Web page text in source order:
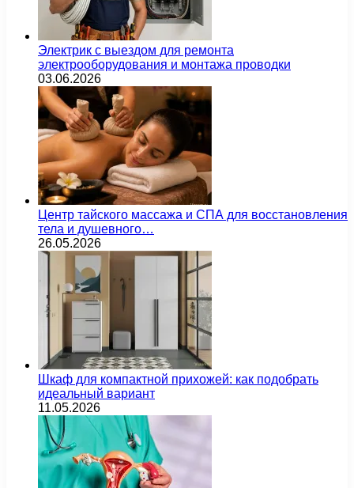
Электрик с выездом для ремонта
электрооборудования и монтажа проводки
03.06.2026
Центр тайского массажа и СПА для восстановления
тела и душевного…
26.05.2026
Шкаф для компактной прихожей: как подобрать
идеальный вариант
11.05.2026